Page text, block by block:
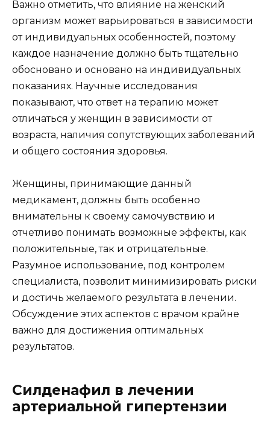
Важно отметить, что влияние на женский
организм может варьироваться в зависимости
от индивидуальных особенностей, поэтому
каждое назначение должно быть тщательно
обосновано и основано на индивидуальных
показаниях. Научные исследования
показывают, что ответ на терапию может
отличаться у женщин в зависимости от
возраста, наличия сопутствующих заболеваний
и общего состояния здоровья.
Женщины, принимающие данный
медикамент, должны быть особенно
внимательны к своему самочувствию и
отчетливо понимать возможные эффекты, как
положительные, так и отрицательные.
Разумное использование, под контролем
специалиста, позволит минимизировать риски
и достичь желаемого результата в лечении.
Обсуждение этих аспектов с врачом крайне
важно для достижения оптимальных
результатов.
Силденафил в лечении
артериальной гипертензии